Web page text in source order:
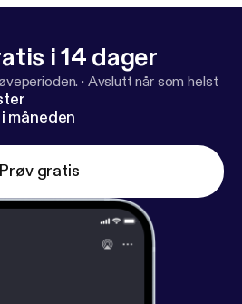
i 14 dager
· Avslutt når som helst
måneden
Prøv gratis